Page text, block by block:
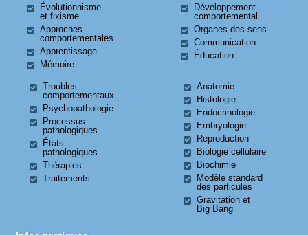
Évolutionnisme
et fixisme
Approches
comportementales
Apprentissage
Mémoire
Développement
comportemental
Organes des sens
Communication
Éducation
Troubles
comportementaux
Psychopathologie
Processus
pathologiques
États
pathologiques
Thérapies
Traitements
Anatomie
Histologie
Endocrinologie
Embryologie
Reproduction
Biologie cellulaire
Biochimie
Modèle standard
des particules
Gravitation et
Big Bang